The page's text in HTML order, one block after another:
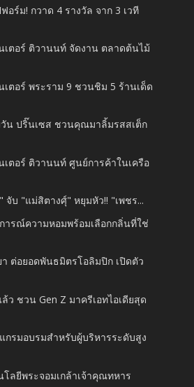
อร์ม! กวาด 4 รางวัล จาก 3 เวที
เตอร์ ติวานนท์ จัดงาน ตลาดต้นไม้
เตอร์ พระราม 9 ชวนชิม 5 ร้านเด็ด
น ปริ๊นเซส ชวนคุณมาลิ้มรสสเต็ก
เตอร์ ติวานนท์ ศูนย์การค้าในเครือ
จับ​ "แม่สิตางศุ์" หยุม​หัว!! "เพชร...
ารณ์ความหอมพร้อมเลือกกลิ่นที่ใช่
ต่อยอดพันธมิตรโอลิมปิก เปิดตัว
ว ชวน Gen Z มาครีเอทไอเดียสุด
กรมอบรมสำหรับผู้บริหารระดับสูง
ลยีพระจอมเกล้าเจ้าคุณทหาร